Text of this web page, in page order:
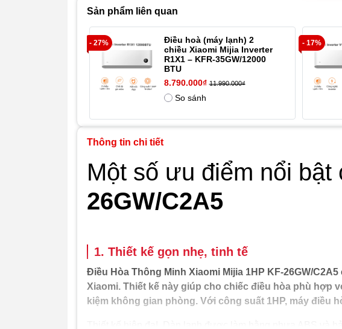
Sản phẩm liên quan
- 27%
Điều hoà (máy lạnh) 2
chiều Xiaomi Mijia Inverter
R1X1 – KFR-35GW/12000
BTU
8.790.000₫ 11.990.000₫
So sánh
- 17%
Thông tin chi tiết
Một số ưu điểm nổi bật
26GW/C2A5
1. Thiết kế gọn nhẹ, tinh tế
Điều Hòa Thông Minh Xiaomi Mijia 1HP KF-26GW/
Xiaomi. Thiết kế này giúp cho chiếc điều hòa phù
kiệm không gian phòng. Với công suất 1HP, máy
Thiết kế hiện đạI, Dàn lạnh được làm bằng nhựa ABS và